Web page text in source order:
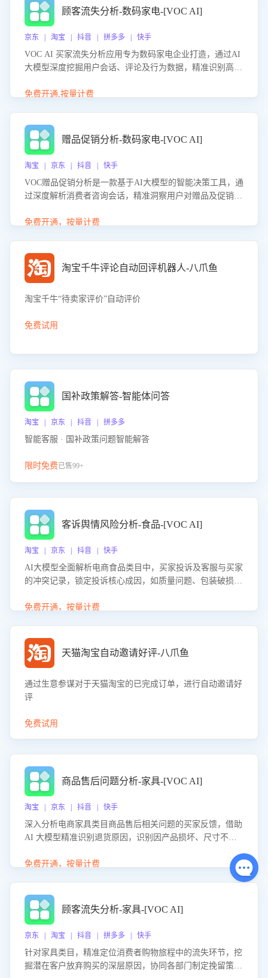
化率，避免陷入单纯价格竞争，实现精准扬长避短。
顾客流失分析-数码家电-[VOC AI]
京东 | 淘宝 | 抖音 | 拼多多 | 快手
VOC AI 买家流失分析应用专为数码家电企业打造，通过AI
大模型深度挖掘用户会话、评论及行为数据，精准识别高流
应延迟、竞品价格冲击等。系统自动输出可落地的挽回策
免费开通,按量计费
赠品促销分析-数码家电-[VOC AI]
淘宝 | 京东 | 抖音 | 快手
VOC赠品促销分析是一款基于AI大模型的智能决策工具，通
过深度解析消费者咨询会话，精准洞察用户对赠品及促销政
销诉求，帮助企业制定个性化赠品组合策略，优化资源投放
免费开通，按量计费
淘宝千牛评论自动回评机器人-八爪鱼
淘宝千牛“待卖家评价”自动评价
免费试用
国补政策解答-智能体问答
淘宝 | 京东 | 抖音 | 拼多多
智能客服 · 国补政策问题智能解答
限时免费已售99+
客诉舆情风险分析-食品-[VOC AI]
淘宝 | 京东 | 抖音 | 快手
AI大模型全面解析电商食品类目中，买家投诉及客服与买家
的冲突记录，锁定投诉核心成因，如质量问题、包装破损
置差评防控，提升客户满意度。
免费开通，按量计费
天猫淘宝自动邀请好评-八爪鱼
通过生意参谋对于天猫淘宝的已完成订单，进行自动邀请好
评
免费试用
商品售后问题分析-家具-[VOC AI]
淘宝 | 京东 | 抖音 | 快手
深入分析电商家具类目商品售后相关问题的买家反馈，借助
AI 大模型精准识别退货原因，识别因产品损坏、尺寸不符
力商家优化产品或服务，实现销售额的显著提升。
免费开通，按量计费
顾客流失分析-家具-[VOC AI]
京东 | 淘宝 | 抖音 | 拼多多 | 快手
针对家具类目，精准定位消费者购物旅程中的流失环节，挖
掘潜在客户放弃购买的深层原因，协同各部门制定挽留策